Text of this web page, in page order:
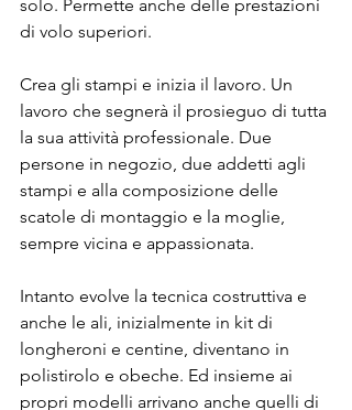
solo. Permette anche delle prestazioni
di volo superiori.
Crea gli stampi e inizia il lavoro. Un
lavoro che segnerà il prosieguo di tutta
la sua attività professionale. Due
persone in negozio, due addetti agli
stampi e alla composizione delle
scatole di montaggio e la moglie,
sempre vicina e appassionata.
Intanto evolve la tecnica costruttiva e
anche le ali, inizialmente in kit di
longheroni e centine, diventano in
polistirolo e obeche. Ed insieme ai
propri modelli arrivano anche quelli di